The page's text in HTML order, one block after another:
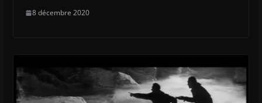
8 décembre 2020